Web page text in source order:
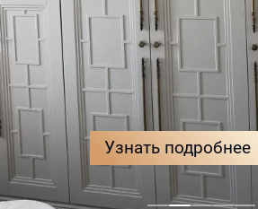
Узнать подробнее
Узнать подробнее
Узнать подробнее
Узнать подробнее
Узнать подробнее